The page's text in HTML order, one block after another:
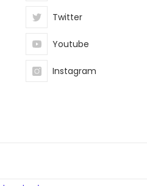
Twitter
Youtube
Instagram